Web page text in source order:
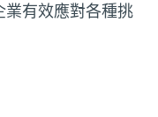
業有效應對各種挑